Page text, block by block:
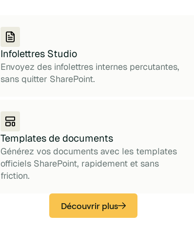
Infolettres Studio
Envoyez des infolettres internes percutantes,
sans quitter SharePoint.
Templates de documents
Générez vos documents avec les templates
officiels SharePoint, rapidement et sans
friction.
Découvrir plus